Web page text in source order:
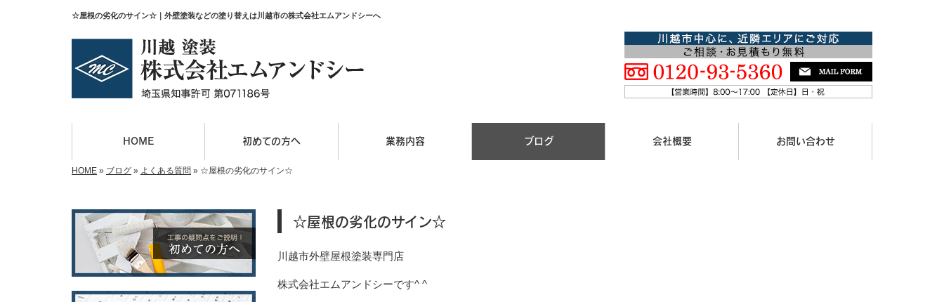
☆屋根の劣化のサイン☆｜外壁塗装などの塗り替えは川越市の株式会社エムアンドシーへ
HOME 初めての方へ 業務内容 ブログ 会社概要 お問い合わせ
HOME » ブログ » よくある質問 » ☆屋根の劣化のサイン☆
☆屋根の劣化のサイン☆
川越市外壁屋根塗装専門店
株式会社エムアンドシーです^ ^